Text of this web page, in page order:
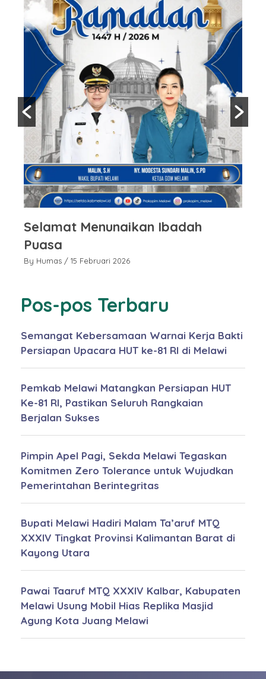
Selamat Menunaikan Ibadah
Puasa
By Humas / 15 Februari 2026
Pos-pos Terbaru
Semangat Kebersamaan Warnai Kerja Bakti
Persiapan Upacara HUT ke-81 RI di Melawi
Pemkab Melawi Matangkan Persiapan HUT
Ke-81 RI, Pastikan Seluruh Rangkaian
Berjalan Sukses
Pimpin Apel Pagi, Sekda Melawi Tegaskan
Komitmen Zero Tolerance untuk Wujudkan
Pemerintahan Berintegritas
Bupati Melawi Hadiri Malam Ta’aruf MTQ
XXXIV Tingkat Provinsi Kalimantan Barat di
Kayong Utara
Pawai Taaruf MTQ XXXIV Kalbar, Kabupaten
Melawi Usung Mobil Hias Replika Masjid
Agung Kota Juang Melawi